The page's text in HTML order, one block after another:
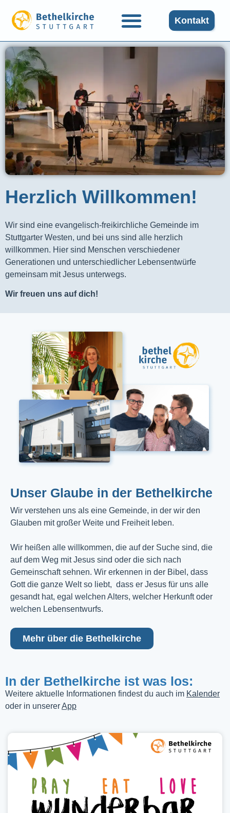
Kontakt
Herzlich Willkommen!
Wir sind eine evangelisch-freikirchliche Gemeinde im
Stuttgarter Westen, und bei uns sind alle herzlich
willkommen. Hier sind Menschen verschiedener
Generationen und unterschiedlicher Lebensentwürfe
gemeinsam mit Jesus unterwegs.
Wir freuen uns auf dich!
Unser Glaube in der Bethelkirche
Wir verstehen uns als eine Gemeinde, in der wir den
Glauben mit großer Weite und Freiheit leben.
Wir heißen alle willkommen, die auf der Suche sind, die
auf dem Weg mit Jesus sind oder die sich nach
Gemeinschaft sehnen. Wir erkennen in der Bibel, dass
Gott die ganze Welt so liebt, dass er Jesus für uns alle
gesandt hat, egal welchen Alters, welcher Herkunft oder
welchen Lebensentwurfs.
Mehr über die Bethelkirche
In der Bethelkirche ist was los:
Weitere aktuelle Informationen findest du auch im Kalender
oder in unsererApp